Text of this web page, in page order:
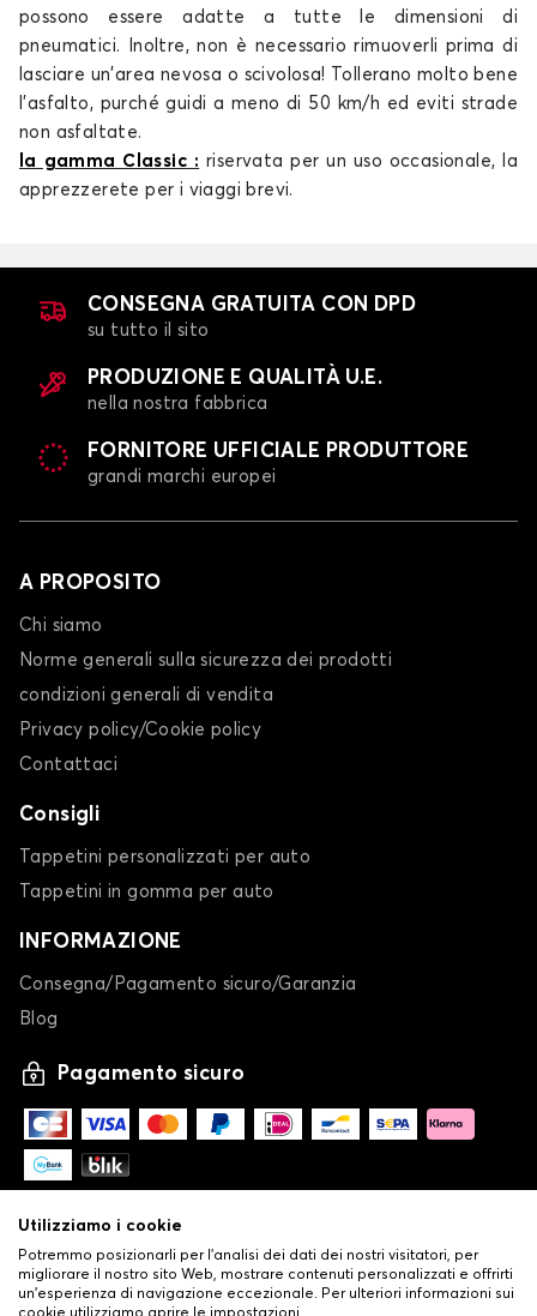
BRERA
Calze da neve per ALFA ROMEO GIULIETTA
Calze da neve per ALFA ROMEO GTV / SPIDER
possono essere adatte a tutte le dimensioni di
pneumatici. Inoltre, non è necessario rimuoverli prima di
lasciare un'area nevosa o scivolosa! Tollerano molto bene
l'asfalto, purché guidi a meno di 50 km/h ed eviti strade
non asfaltate.
la gamma Classic : riservata per un uso occasionale, la
apprezzerete per i viaggi brevi.
CONSEGNA GRATUITA CON DPD
su tutto il sito
PRODUZIONE E QUALITÀ U.E.
nella nostra fabbrica
FORNITORE UFFICIALE PRODUTTORE
grandi marchi europei
A PROPOSITO
Chi siamo
Norme generali sulla sicurezza dei prodotti
condizioni generali di vendita
Privacy policy/Cookie policy
Contattaci
Consigli
Tappetini personalizzati per auto
Tappetini in gomma per auto
INFORMAZIONE
Consegna/Pagamento sicuro/Garanzia
Blog
Pagamento sicuro
Utilizziamo i cookie
Potremmo posizionarli per l'analisi dei dati dei nostri visitatori, per
migliorare il nostro sito Web, mostrare contenuti personalizzati e offrirti
un'esperienza di navigazione eccezionale. Per ulteriori informazioni sui